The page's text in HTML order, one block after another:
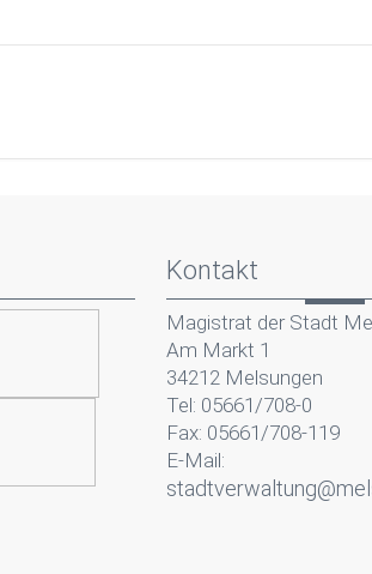
Kontakt
Magistrat der Stadt
Am Markt 1
34212 Melsungen
Tel: 05661/708-0
Fax: 05661/708-119
E-Mail: